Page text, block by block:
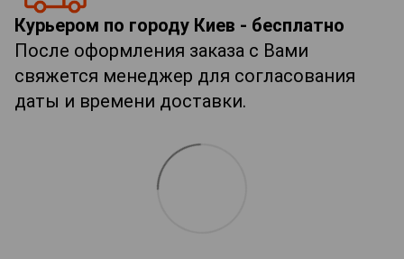
Курьером по городу Киев - бесплатно
После оформления заказа с Вами
свяжется менеджер для согласования
даты и времени доставки.